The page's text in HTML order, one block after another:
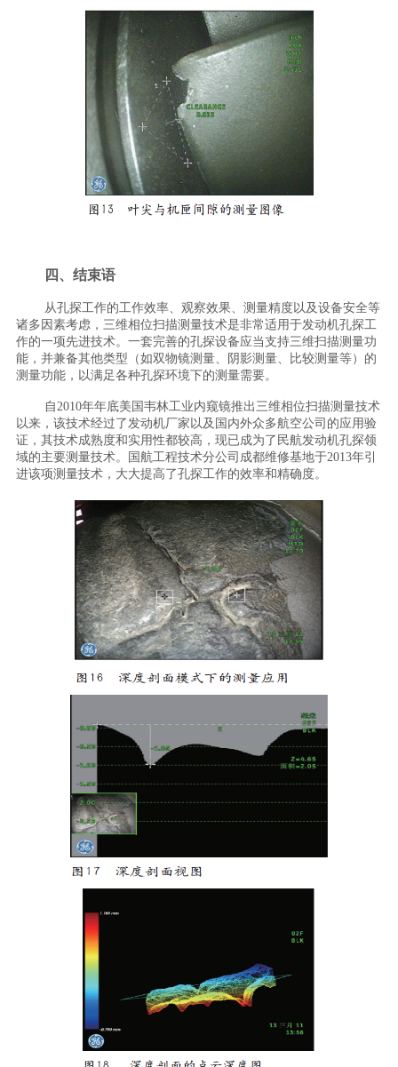
四、结束语
从孔探工作的工作效率、观察效果、测量精度以及设备安全等
诸多因素考虑，三维相位扫描测量技术是非常适用于发动机孔探工
作的一项先进技术。一套完善的孔探设备应当支持三维扫描测量功
能，并兼备其他类型（如双物镜测量、阴影测量、比较测量等）的
测量功能，以满足各种孔探环境下的测量需要。
自2010年年底美国韦林工业内窥镜推出三维相位扫描测量技术
以来，该技术经过了发动机厂家以及国内外众多航空公司的应用验
证，其技术成熟度和实用性都较高，现已成为了民航发动机孔探领
域的主要测量技术。国航工程技术分公司成都维修基地于2013年引
进该项测量技术，大大提高了孔探工作的效率和精确度。